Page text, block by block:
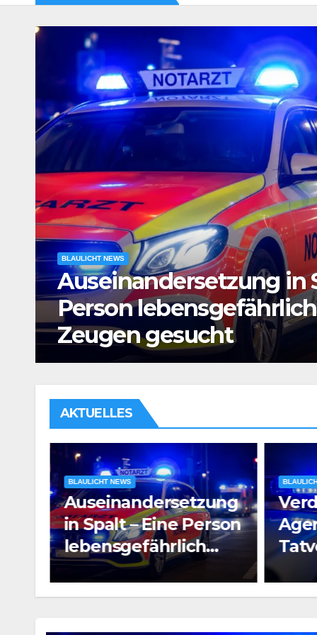
BLAULICHT NEWS
Verdacht auf
Tatverdächtiger in
Untersuchungshaft
AKTUELLES
BLAULICHT NEWS
Verdacht auf
Agententätigkeit:
Tatverdächtiger in
Untersuchungshaft
e